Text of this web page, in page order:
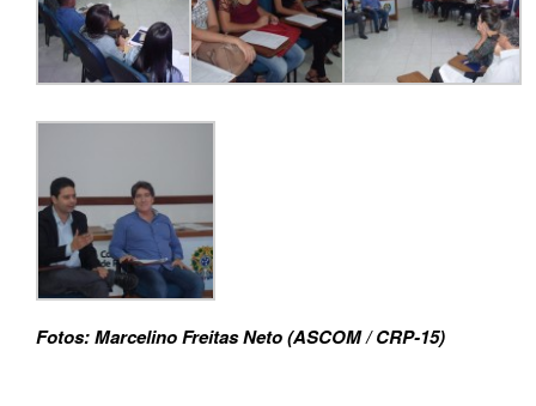
Fotos: Marcelino Freitas Neto (ASCOM / CRP-15)